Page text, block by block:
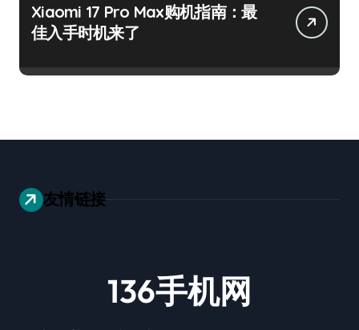
Xiaomi 17 Pro Max购机指南：最
佳入手时机来了
友情链接
136手机网